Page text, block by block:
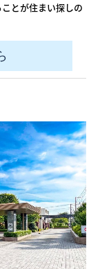
とが住まい探しの